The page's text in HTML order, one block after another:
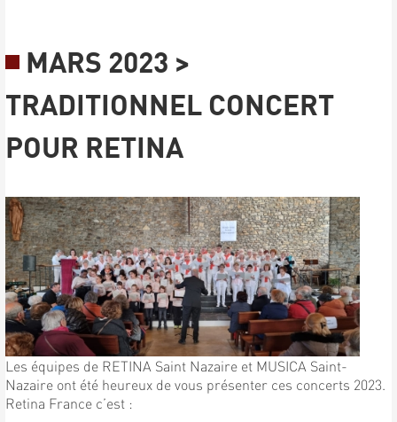
MARS 2023 >
TRADITIONNEL CONCERT
POUR RETINA
Les équipes de RETINA Saint Nazaire et MUSICA Saint-
Nazaire ont été heureux de vous présenter ces concerts 2023.
Retina France c’est :